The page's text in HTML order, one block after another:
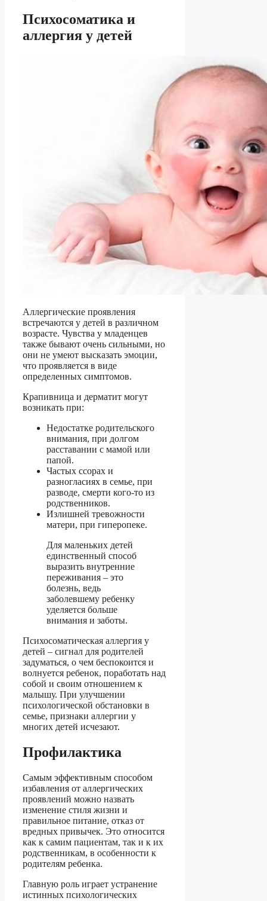
Психосоматика и
аллергия у детей
Аллергические проявления
встречаются у детей в различном
возрасте. Чувства у младенцев
также бывают очень сильными, но
они не умеют высказать эмоции,
что проявляется в виде
определенных симптомов.
Крапивница и дерматит могут
возникать при:
Недостатке родительского
внимания, при долгом
расставании с мамой или
папой.
Частых ссорах и
разногласиях в семье, при
разводе, смерти кого-то из
родственников.
Излишней тревожности
матери, при гиперопеке.
Для маленьких детей
единственный способ
выразить внутренние
переживания – это
болезнь, ведь
заболевшему ребенку
уделяется больше
внимания и заботы.
Психосоматическая аллергия у
детей – сигнал для родителей
задуматься, о чем беспокоится и
волнуется ребенок, поработать над
собой и своим отношением к
малышу. При улучшении
психологической обстановки в
семье, признаки аллергии у
многих детей исчезают.
Профилактика
Самым эффективным способом
избавления от аллергических
проявлений можно назвать
изменение стиля жизни и
правильное питание, отказ от
вредных привычек. Это относится
как к самим пациентам, так и к их
родственникам, в особенности к
родителям ребенка.
Главную роль играет устранение
истинных психологических